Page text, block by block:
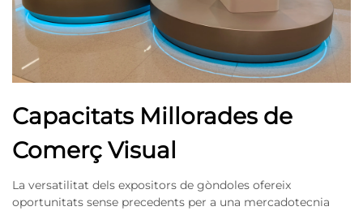
Capacitats Millorades de
Comerç Visual
La versatilitat dels expositors de gòndoles ofereix
oportunitats sense precedents per a una mercadotecnia